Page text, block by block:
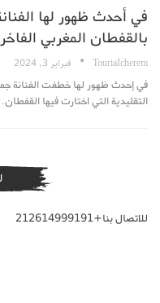
في أحدث ظهور لها
بالقفطان المغربي الفاخر
TouriaIcherem فبراير 3, 2024
في إحدث ظهور لها خطفت الفنانة
التقليدية التي اختارت فيها
للاتصال بنا+212614999191